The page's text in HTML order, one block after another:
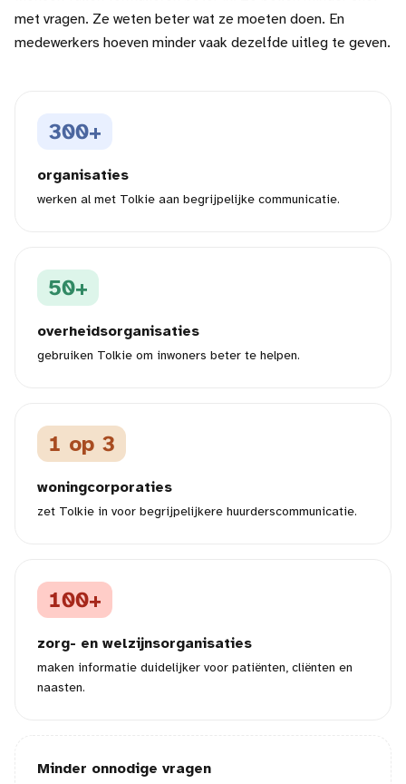
met vragen. Ze weten beter wat ze moeten doen. En
medewerkers hoeven minder vaak dezelfde uitleg te geven.
300+
organisaties
werken al met Tolkie aan begrijpelijke communicatie.
50+
overheidsorganisaties
gebruiken Tolkie om inwoners beter te helpen.
1 op 3
woningcorporaties
zet Tolkie in voor begrijpelijkere huurderscommunicatie.
100+
zorg- en welzijnsorganisaties
maken informatie duidelijker voor patiënten, cliënten en
naasten.
Minder onnodige vragen